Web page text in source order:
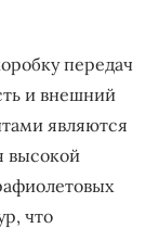
передач
и внешний
являются
высокой
что